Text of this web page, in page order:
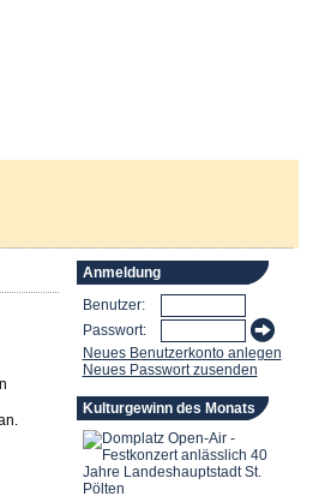
Anmeldung
Benutzer:
Passwort:
Neues Benutzerkonto anlegen
Neues Passwort zusenden
Kulturgewinn des Monats